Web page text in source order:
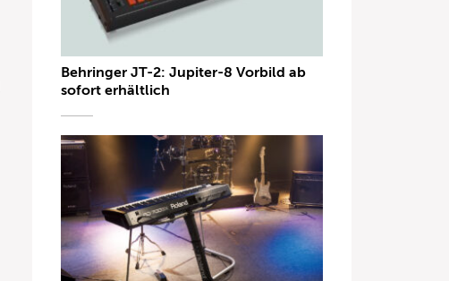
Behringer JT-2: Jupiter-8 Vorbild ab
sofort erhältlich